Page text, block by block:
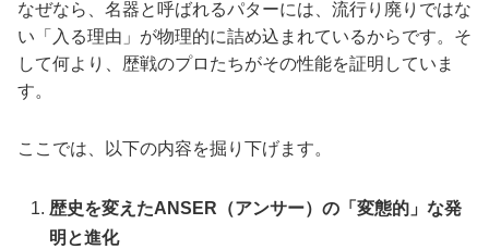
なぜなら、名器と呼ばれるパターには、流行り廃りではな
い「入る理由」が物理的に詰め込まれているからです。そ
して何より、歴戦のプロたちがその性能を証明していま
す。
ここでは、以下の内容を掘り下げます。
歴史を変えたANSER（アンサー）の「変態的」な発
明と進化